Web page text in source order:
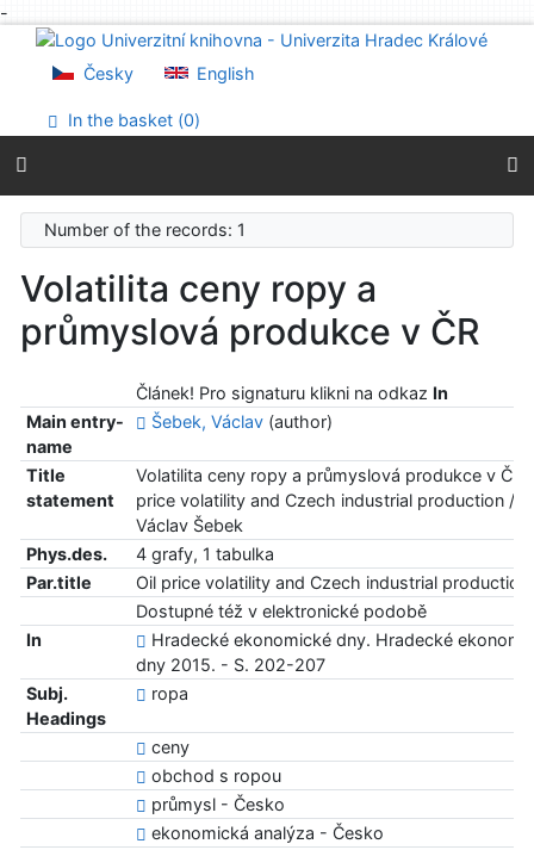
-
Go to content
Go to menu
Accessibility declaration
Česky English
In the basket (0)
Number of the records: 1
Volatilita ceny ropy a
průmyslová produkce v ČR
Článek! Pro signaturu klikni na odkaz In
Main entry-
name
Šebek, Václav(author)
Title
statement
Volatilita ceny ropy a průmyslová produkce v ČR
price volatility and Czech industrial production /
Václav Šebek
Phys.des.
4 grafy, 1 tabulka
Par.title
Oil price volatility and Czech industrial production
Dostupné též v elektronické podobě
In
Hradecké ekonomické dny. Hradecké
dny 2015. - S. 202-207
Subj.
Headings
ropa
ceny
obchod s ropou
průmysl - Česko
ekonomická analýza - Česko